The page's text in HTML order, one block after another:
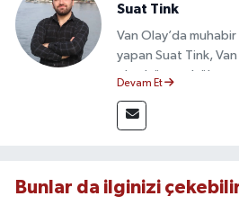
Suat Tink
Van Olay’da
yapan Suat Tink,
olmak üzere
mezunu olan Tink,
doğruluk, tarafsızlık
Devam Et
Bunlar da ilginizi